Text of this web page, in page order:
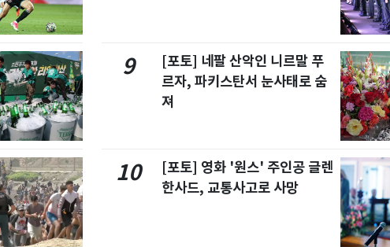
9
[포토] 네팔 산악인 니르말 푸
르자, 파키스탄서 눈사태로 숨
져
10
[포토] 영화 '원스' 주인공 글렌
한사드, 교통사고로 사망